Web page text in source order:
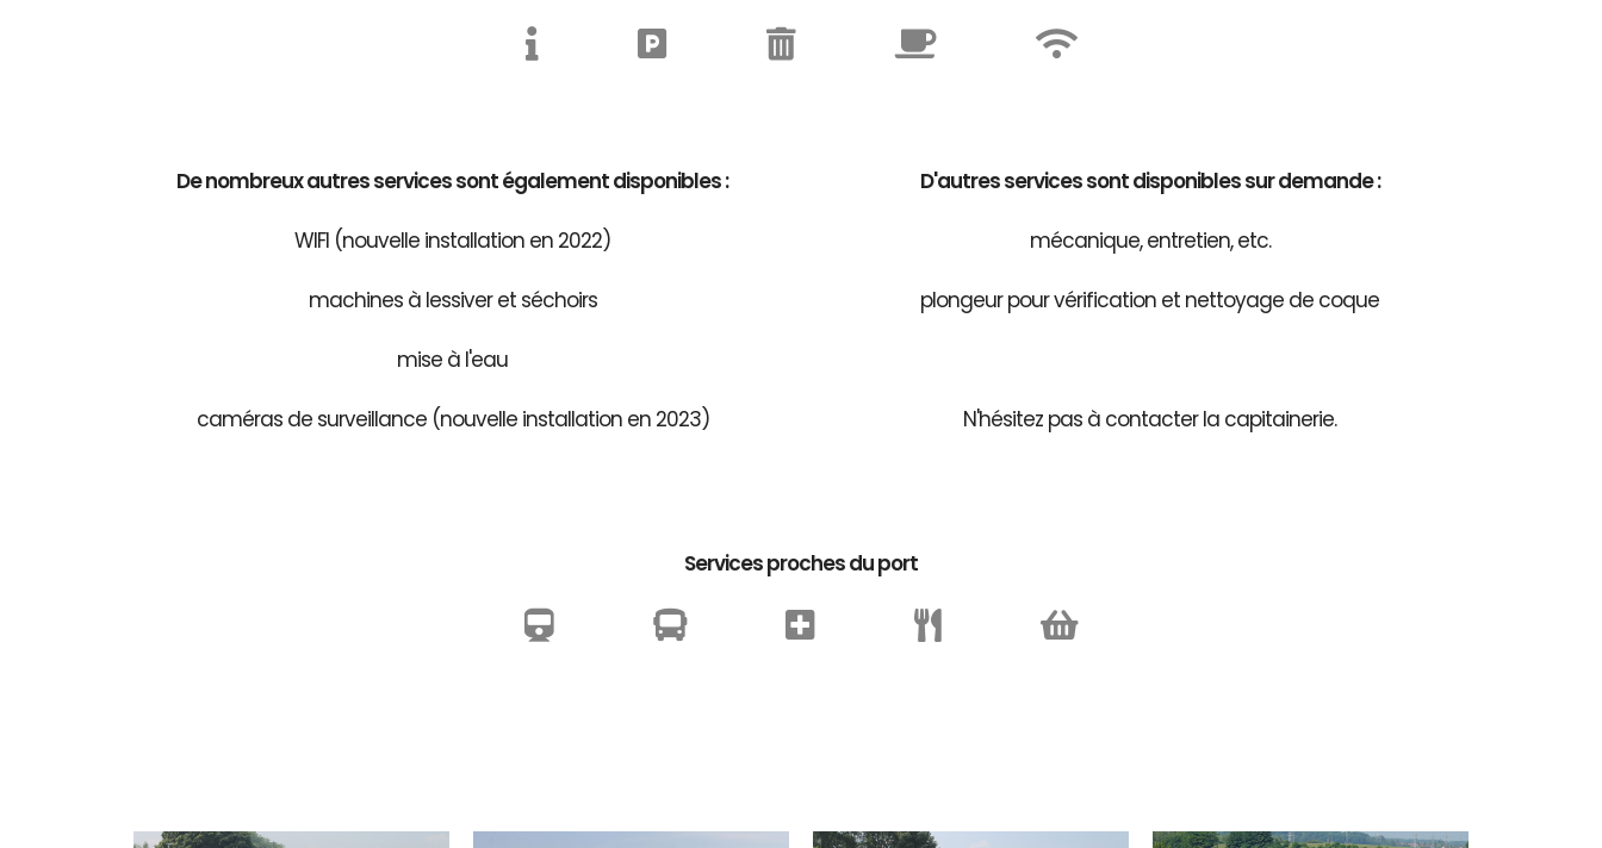
De nombreux autres services sont également disponibles :
WIFI (nouvelle installation en 2022)
machines à lessiver et séchoirs
mise à l'eau
caméras de surveillance (nouvelle installation en 2023)
D'autres services sont disponibles sur demande :
mécanique, entretien, etc.
plongeur pour vérification et nettoyage de coque
N'hésitez pas à contacter la capitainerie.
Services proches du port